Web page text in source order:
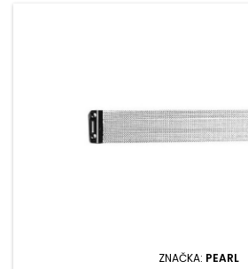
ZNAČKA: PEARL